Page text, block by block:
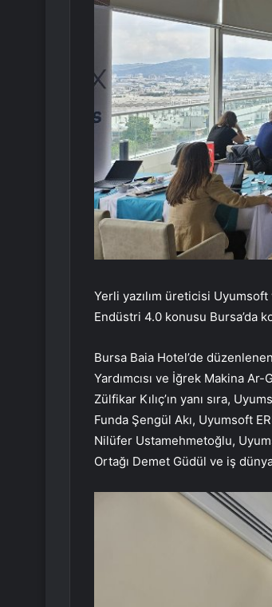
Yerli yazılım üreticisi
Endüstri 4.0 konusu Bursa’da
Bursa Baia Hotel’de
Yardımcısı ve İğrek Makina
Zülfikar Kılıç’ın yanı sıra,
Funda Şengül Akı, Uyumsoft
Nilüfer Ustamehmetoğlu,
Ortağı Demet Güdül ve iş